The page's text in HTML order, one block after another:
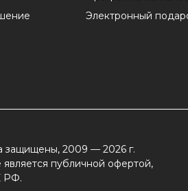
Электронный
защищены, 2009 — 2026 г.
публичной офертой,
РФ.